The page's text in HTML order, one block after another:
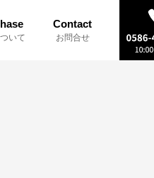
いて
Contact
お問合せ